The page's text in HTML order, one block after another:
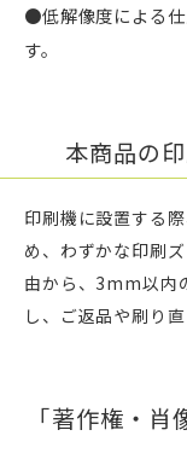
●低解像度による
す。
本商品の
印刷機に設置する
め、わずかな印刷
由から、3mm以内
し、ご返品や刷り
「著作権・